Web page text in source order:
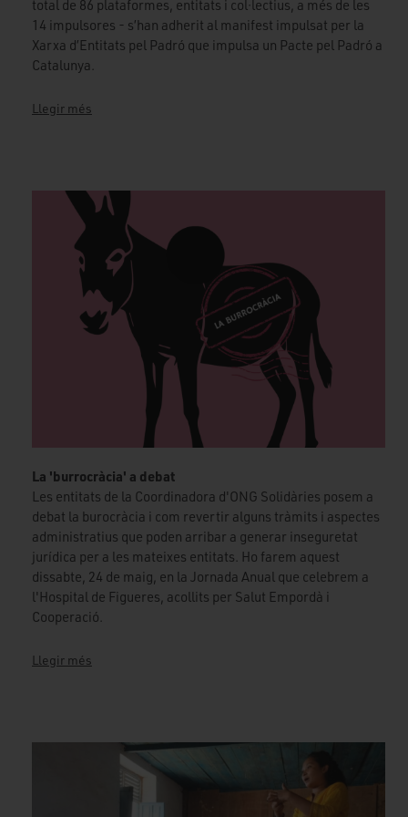
total de 86 plataformes, entitats i col·lectius, a més de les
14 impulsores - s’han adherit al manifest impulsat per la
Xarxa d’Entitats pel Padró que impulsa un Pacte pel Padró a
Catalunya.
Llegir més
La 'burrocràcia' a debat
Les entitats de la Coordinadora d'ONG Solidàries posem a
debat la burocràcia i com revertir alguns tràmits i aspectes
administratius que poden arribar a generar inseguretat
jurídica per a les mateixes entitats. Ho farem aquest
dissabte, 24 de maig, en la Jornada Anual que celebrem a
l'Hospital de Figueres, acollits per Salut Empordà i
Cooperació.
Llegir més